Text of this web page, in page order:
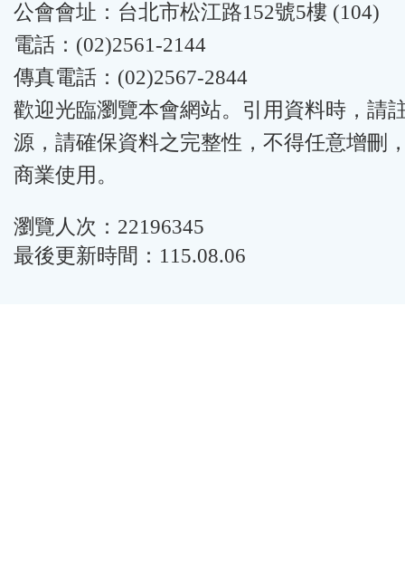
公會會址：台北市松江路152號5樓 (104)
電話：(02)2561-2144
傳真電話：(02)2567-2844
歡迎光臨瀏覽本會網站。引用資料時，請
源，請確保資料之完整性，不得任意增刪
商業使用。
瀏覽人次：22196345
最後更新時間：115.08.06